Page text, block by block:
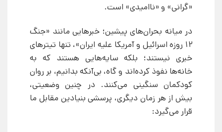
«گرانی» و «ناامیدی» است.
در میانه بحران‌های پیشین؛ خبرهایی مانند «جنگ
۱۲ روزه اسرائیل و آمریکا علیه ایران»، تنها تیترهای
خبری نیستند؛ بلکه سایه‌هایی هستند که به
خانه‌ها نفوذ کرده‌اند و گاه، بی‌آنکه بدانیم، بر روان
کودکمان سنگینی می‌کنند. در چنین وضعیتی،
بیش از هر زمان دیگری، پرسشی بنیادین مقابل ما
قرار می‌گیرد: